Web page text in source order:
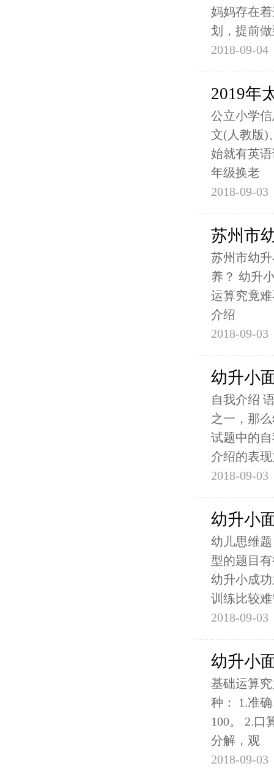
妈妈存在
划，提前
2018-09-04
2019年
公立小学
文(人教版)
始就有英
年级换老
2018-09-03
苏州市
苏州市幼
养？ 幼升
运算究竟
介绍
2018-09-03
幼升小
自我介绍
之一，那
试题中的
介绍的表
2018-09-03
幼升小
幼儿思维
型的题目
幼升小成
训练比较
2018-09-03
幼升小
基础运算
种： 1.准
100。 2.口
分解，观
2018-09-03